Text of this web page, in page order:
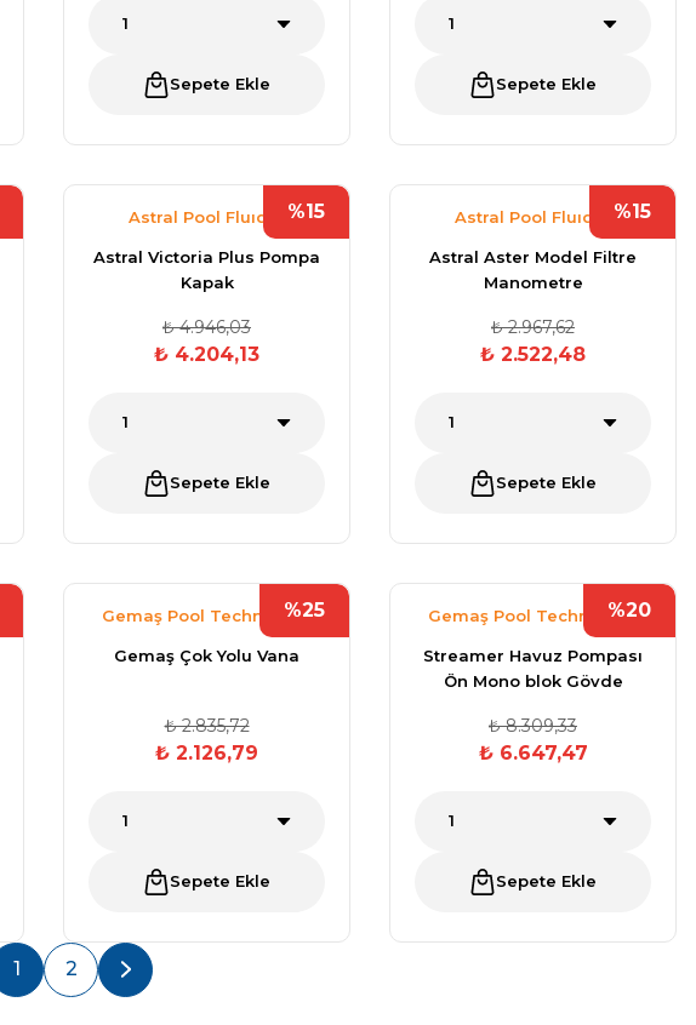
Sepete Ekle Sepete Ekle
%15
Astral Pool Fluıdra
Astral Victoria Plus Pompa
Kapak
₺ 4.946,03
₺ 4.204,13
Sepete Ekle
%15
Astral Pool Fluıdra
Astral Aster Model Filtre
Manometre
₺ 2.967,62
₺ 2.522,48
Sepete Ekle
%25
Gemaş Pool Technology
Gemaş Çok Yolu Vana
₺ 2.835,72
₺ 2.126,79
Sepete Ekle
%20
Gemaş Pool Technology
Streamer Havuz Pompası
Ön Mono blok Gövde
₺ 8.309,33
₺ 6.647,47
Sepete Ekle
1 2